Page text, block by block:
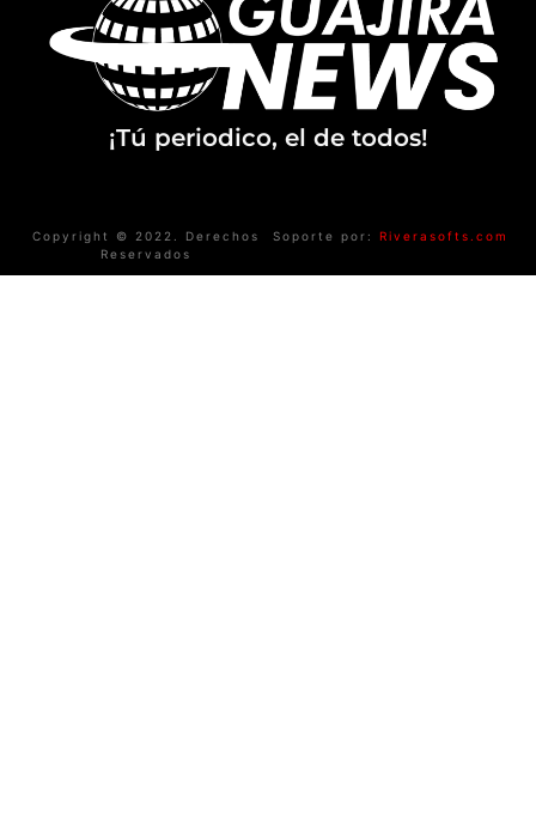
¡Tú periodico, el de todos!
Copyright © 2022. Derechos
Reservados
Soporte por: Riverasofts.com